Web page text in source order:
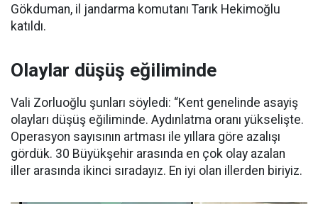
Gökduman, il jandarma komutanı Tarık Hekimoğlu
katıldı.
Olaylar düşüş eğiliminde
Vali Zorluoğlu şunları söyledi: “Kent genelinde asayiş
olayları düşüş eğiliminde. Aydınlatma oranı yükselişte.
Operasyon sayısının artması ile yıllara göre azalışı
gördük. 30 Büyükşehir arasında en çok olay azalan
iller arasında ikinci sıradayız. En iyi olan illerden biriyiz.